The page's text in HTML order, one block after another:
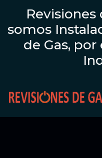
Revisiones
somos
de Gas,